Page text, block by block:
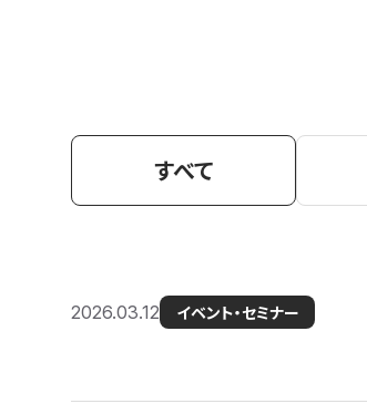
すべて
2026.03.12 イベント・セミナー